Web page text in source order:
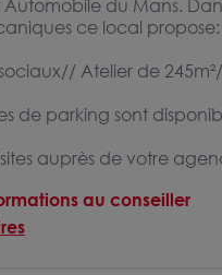
du Mans.
ce local propose:
Atelier de
de parking sont
auprès de votre
au conseiller